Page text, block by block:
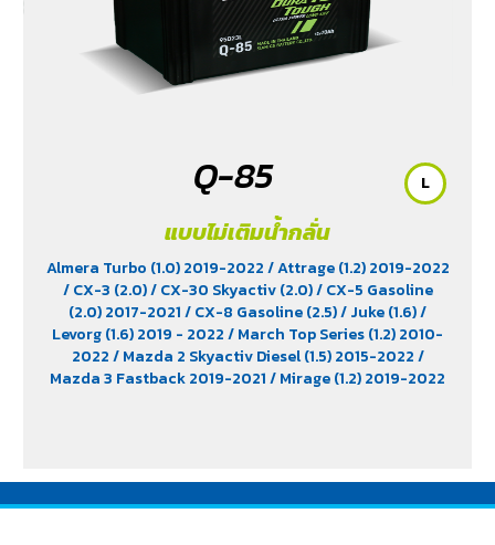
Q-85
แบบไม่เติมน้ำกลั่น
Almera Turbo (1.0) 2019-2022/ Attrage (1.2) 2019-2022
/ CX-3 (2.0)/ CX-30 Skyactiv (2.0)/ CX-5 Gasoline
(2.0) 2017-2021/ CX-8 Gasoline (2.5)/ Juke (1.6)/
Levorg (1.6) 2019 - 2022/ March Top Series (1.2) 2010-
2022/ Mazda 2 Skyactiv Diesel (1.5) 2015-2022/
Mazda 3 Fastback 2019-2021/ Mirage (1.2) 2019-2022
L